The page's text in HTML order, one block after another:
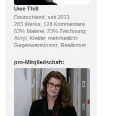
Uwe Thill
Deutschland, seit 2013
283 Werke, 128 Kommentare
63% Malerei, 23% Zeichnung;
Acryl, Kreide; mehrheitlich:
Gegenwartskunst, Realismus
pro-Mitgliedschaft: